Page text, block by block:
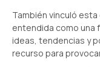
También vinculó
entendida como una
ideas, tendencias y
recurso para